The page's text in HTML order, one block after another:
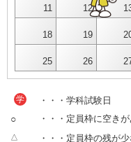
11 12
18 19
25 26
学 ・・・学科試験日
○ ・・・定員枠に空きが
△ ・・・定員枠の残が